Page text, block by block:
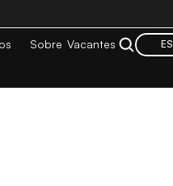
Sobre Vacantes ES